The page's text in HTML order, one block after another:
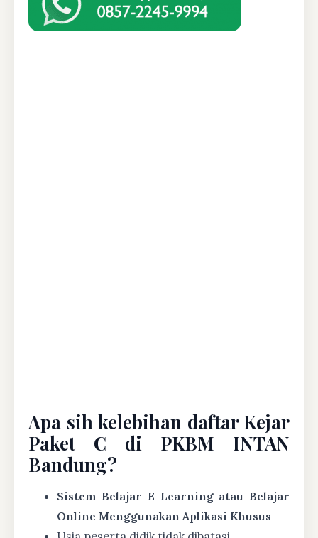
Apa sih kelebihan daftar Kejar
Paket C di PKBM INTAN
Bandung?
Sistem Belajar E-Learning atau Belajar
Online Menggunakan Aplikasi Khusus